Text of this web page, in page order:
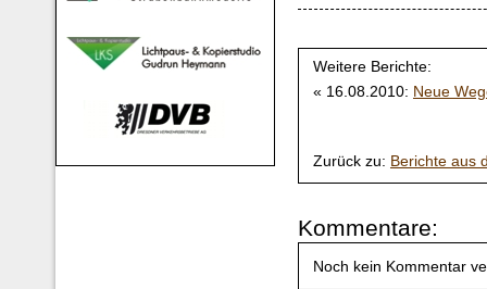
Weitere Berichte:
« 16.08.2010: Neue
Zurück zu: Berichte aus
Kommentare:
Noch kein Kommentar